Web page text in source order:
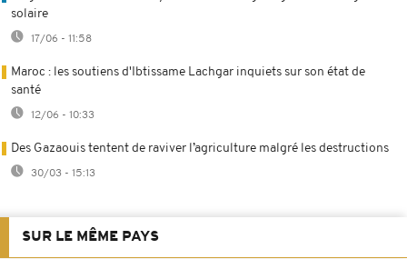
solaire
17/06 - 11:58
Maroc : les soutiens d'Ibtissame Lachgar inquiets sur son état de
santé
12/06 - 10:33
Des Gazaouis tentent de raviver l’agriculture malgré les destructions
30/03 - 15:13
SUR LE MÊME PAYS